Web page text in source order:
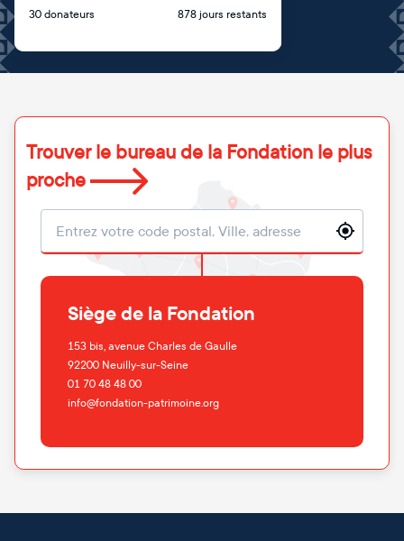
30 donateurs 878 jours restants
Trouver le bureau de la Fondation le plus
proche
Localisation
Siège de la Fondation
153 bis, avenue Charles de Gaulle
92200 Neuilly-sur-Seine
01 70 48 48 00
info@fondation-patrimoine.org